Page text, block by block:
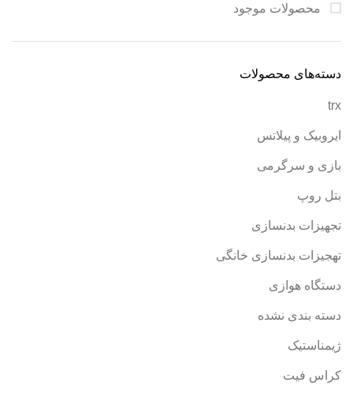
محصولات موجود
دسته‌های محصولات
trx
ایروبیک و پیلاتس
بازی و سرگرمی
بتل روپ
تجهیزات بدنسازی
تهجیزات بدنسازی خانگی
دستگاه هوازی
دسته بندی نشده
ژیمناستیک
کراس فیت